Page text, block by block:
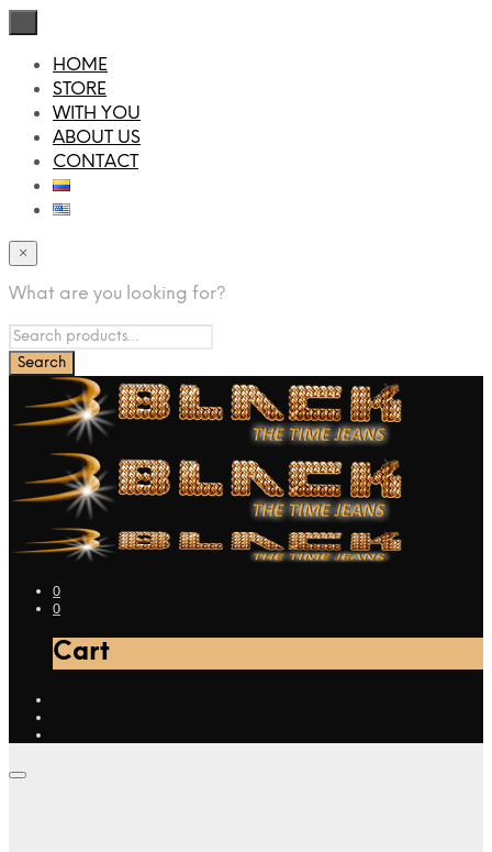
HOME
STORE
WITH YOU
ABOUT US
CONTACT
×
What are you looking for?
0
0
Cart